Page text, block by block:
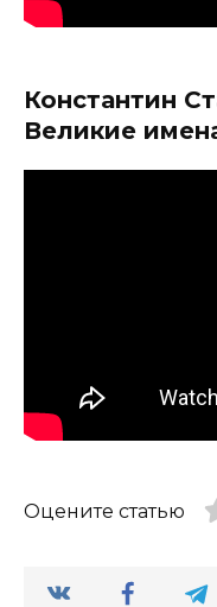
Константин
Великие
Оцените статью